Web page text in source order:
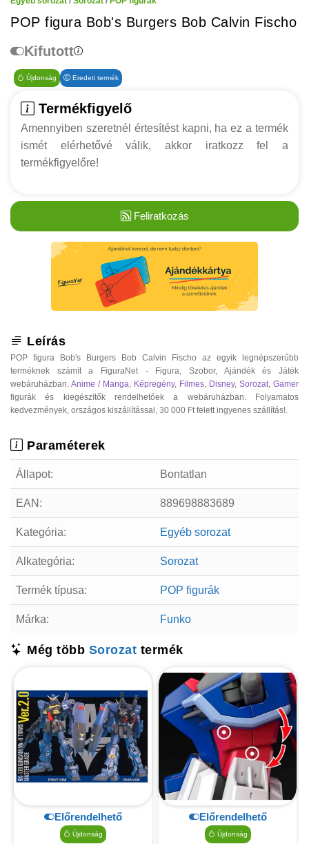
POP figura Bob's Burgers Bob Calvin Fischo
Kifutott
Újdonság Eredeti termék
Termékfigyelő
Amennyiben szeretnél értesítést kapni, ha ez a termék
ismét elérhetővé válik, akkor iratkozz fel a
termékfigyelőre!
Feliratkozás
Leírás
POP figura Bob's Burgers Bob Calvin Fischo az egyik legnépszerűbb
terméknek számít a FiguraNet - Figura, Szobor, Ajándék és Játék
webáruházban. Anime / Manga Képregény, Filmes Disney, Sorozat Gamer
figurák és kiegészítők rendelhetőek a webáruházban. Folyamatos
kedvezmények, országos kiszállítással, 30 000 Ft felett ingyenes szállítás!.
Paraméterek
Állapot: Bontatlan
EAN: 889698883689
Kategória: Egyéb sorozat
Alkategória: Sorozat
Termék típusa: POP figurák
Márka: Funko
Még több Sorozat termék
Előrendelhető
Újdonság
Előrendelhető
Újdonság